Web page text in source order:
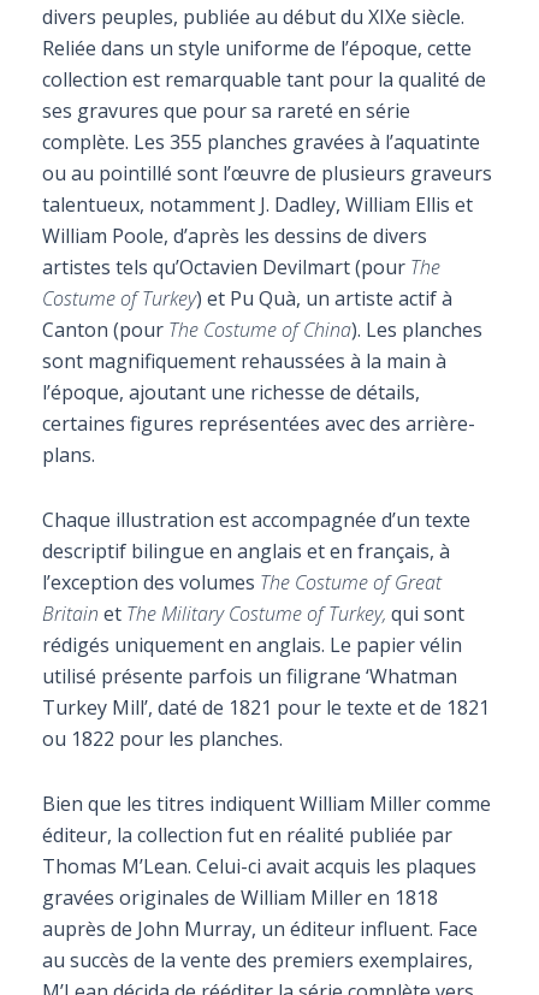
divers peuples, publiée au début du XIXe siècle.
Reliée dans un style uniforme de l’époque, cette
collection est remarquable tant pour la qualité de
ses gravures que pour sa rareté en série
complète. Les 355 planches gravées à l’aquatinte
ou au pointillé sont l’œuvre de plusieurs graveurs
talentueux, notamment J. Dadley, William Ellis et
William Poole, d’après les dessins de divers
artistes tels qu’Octavien Devilmart (pour The
Costume of Turkey) et Pu Quà, un artiste actif à
Canton (pour The Costume of China). Les planches
sont magnifiquement rehaussées à la main à
l’époque, ajoutant une richesse de détails,
certaines figures représentées avec des arrière-
plans.
Chaque illustration est accompagnée d’un texte
descriptif bilingue en anglais et en français, à
l’exception des volumes The Costume of Great
Britain et The Military Costume of Turkey, qui sont
rédigés uniquement en anglais. Le papier vélin
utilisé présente parfois un filigrane ‘Whatman
Turkey Mill’, daté de 1821 pour le texte et de 1821
ou 1822 pour les planches.
Bien que les titres indiquent William Miller comme
éditeur, la collection fut en réalité publiée par
Thomas M’Lean. Celui-ci avait acquis les plaques
gravées originales de William Miller en 1818
auprès de John Murray, un éditeur influent. Face
au succès de la vente des premiers exemplaires,